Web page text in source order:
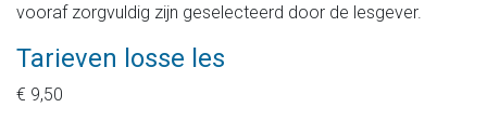
vooraf zorgvuldig zijn geselecteerd door de lesgever.
Tarieven losse les
€ 9,50